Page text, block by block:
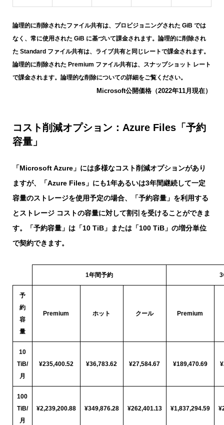
論理的に削除されたファイル共有は、プロビジョニングされた GiB では
なく、常に使用された GiB に基づいて課金されます。論理的に削除され
た Standard ファイル共有は、ライブ共有と同じレートで課金されます。
論理的に削除された Premium ファイル共有は、スナップショット レート
で課金されます。論理的な削除についての詳細をご覧ください。
Microsoft公開価格（2022年11月現在）
コスト削減オプション：Azure Files「予約
容量」
「Microsoft Azure」には多様なコスト削減オプションがあり
ますが、「Azure Files」にも1年あるいは3年間継続して一定
容量のストレージを使用予定の場合、「予約容量」を利用する
とストレージ コストの容量に対して割引を受けることができま
す。「予約容量」は「10 TiB」または「100 TiB」の増分単位
で契約できます。
1年間予約 3
予
約
容
量
Premium ホット クール Premium
10
TiB/
月
¥235,400.52 ¥36,783.62 ¥27,584.67 ¥189,470.69
100
TiB/
月
¥2,239,200.88 ¥349,876.28 ¥262,401.13 ¥1,837,294.59